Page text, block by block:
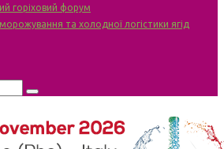
горіховий форум
та холодної логістики ягід